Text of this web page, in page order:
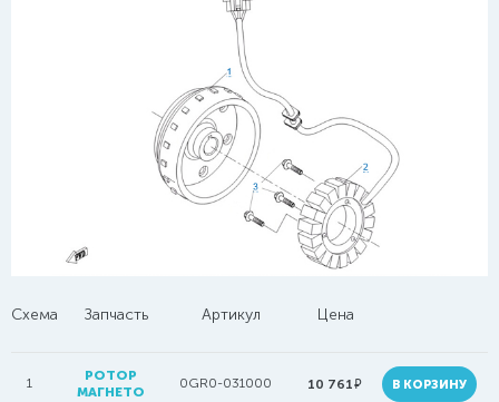
Схема Запчасть Артикул Цена
1
РОТОР
МАГНЕТО
0GR0-031000 10 761руб. В КОРЗИНУ